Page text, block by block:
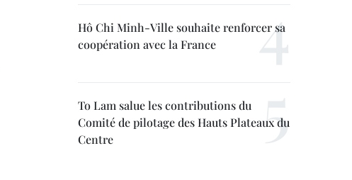
Hô Chi Minh-Ville souhaite renforcer sa
coopération avec la France
To Lam salue les contributions du
Comité de pilotage des Hauts Plateaux du
Centre